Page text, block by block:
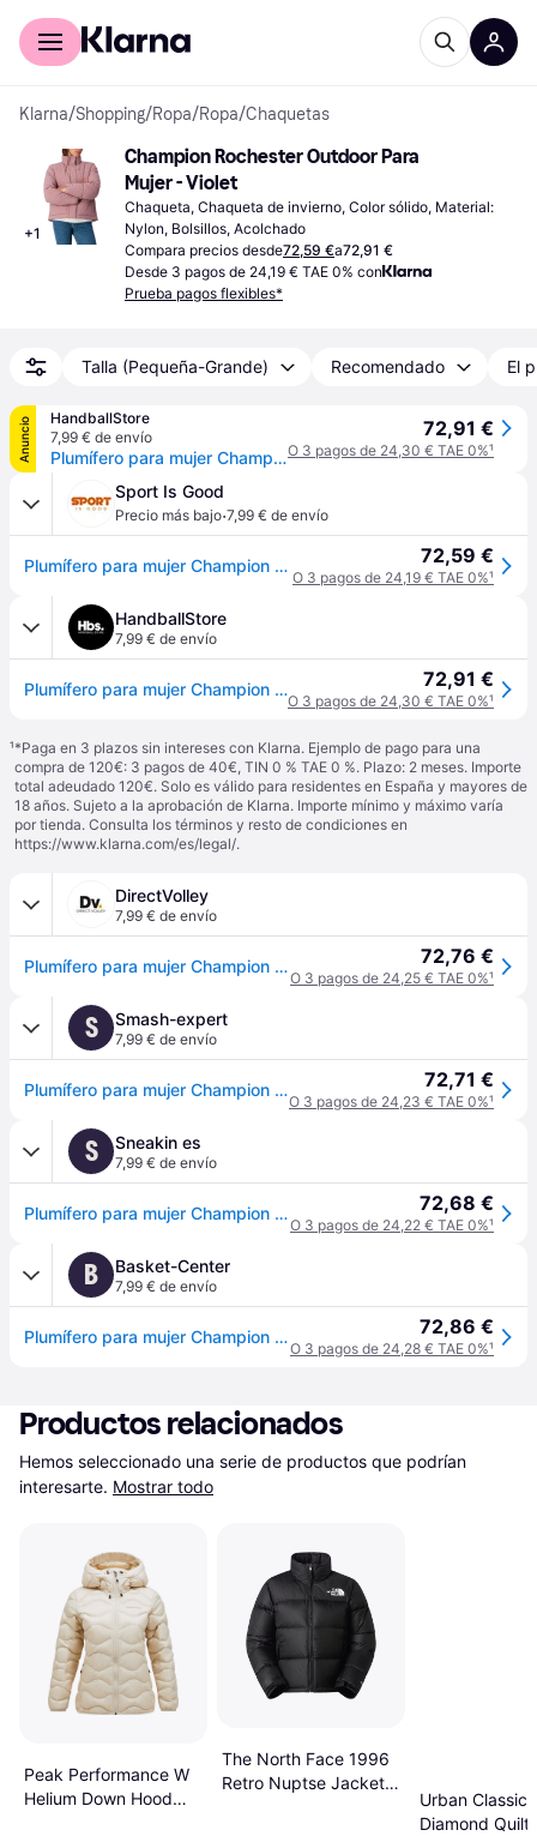
Comprar con Klarna
Klarna/Shopping/Ropa/Ropa/Chaquetas
+1
Champion Rochester Outdoor Para
Mujer - Violet
Chaqueta, Chaqueta de invierno, Color sólido, Material:
Nylon, Bolsillos, Acolchado
Compara precios desde72,59 €a72,91 €
Desde 3 pagos de 24,19 € TAE 0% con
Prueba pagos flexibles*
Talla (Pequeña-Grande) Recomendado El
Anuncio
HandballStore
7,99 € de envío
Plumífero para mujer Champion Rochester Outdoor - Violet
72,91 €
O 3 pagos de 24,30 € TAE 0%¹
Sport Is Good
Precio más bajo·7,99 € de envío
Plumífero para mujer Champion Rochester Outdoor - Violet 72,59 €
O 3 pagos de 24,19 € TAE 0%¹
HandballStore
7,99 € de envío
Plumífero para mujer Champion Rochester Outdoor - Violet 72,91 €
O 3 pagos de 24,30 € TAE 0%¹
¹*Paga en 3 plazos sin intereses con Klarna. Ejemplo de pago para una
compra de 120€: 3 pagos de 40€, TIN 0 % TAE 0 %. Plazo: 2 meses. Importe
total adeudado 120€. Solo es válido para residentes en España y mayores de
18 años. Sujeto a la aprobación de Klarna. Importe mínimo y máximo varía
por tienda. Consulta los términos y resto de condiciones en
https://www.klarna.com/es/legal/.
DirectVolley
7,99 € de envío
Plumífero para mujer Champion Rochester Outdoor - Violet 72,76 €
O 3 pagos de 24,25 € TAE 0%¹
S Smash-expert
7,99 € de envío
Plumífero para mujer Champion Rochester Outdoor - Violet 72,71 €
O 3 pagos de 24,23 € TAE 0%¹
S Sneakin es
7,99 € de envío
Plumífero para mujer Champion Rochester Outdoor - Violet - XS 72,68 €
O 3 pagos de 24,22 € TAE 0%¹
B Basket-Center
7,99 € de envío
Plumífero para mujer Champion Rochester Outdoor - Violet 72,86 €
O 3 pagos de 24,28 € TAE 0%¹
Productos relacionados
Hemos seleccionado una serie de productos que podrían
interesarte. Mostrar todo
Peak Performance W
Helium Down Hood
The North Face 1996
Retro Nuptse Jacket -
Urban Classics
Diamond Quilt